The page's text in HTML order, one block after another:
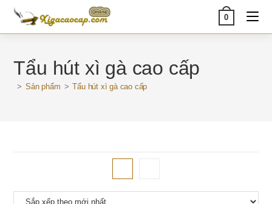
Skip
content
0
Tẩu hút xì gà cao cấp
> Sản phẩm > Tẩu hút xì gà cao cấp